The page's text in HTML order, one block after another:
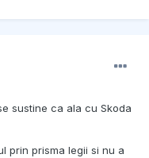
sustine ca ala cu Skoda
prin prisma legii si nu a